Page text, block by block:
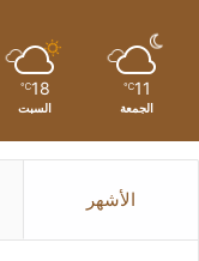
11
℃
الجمعة
18
℃
السبت
الأشهر